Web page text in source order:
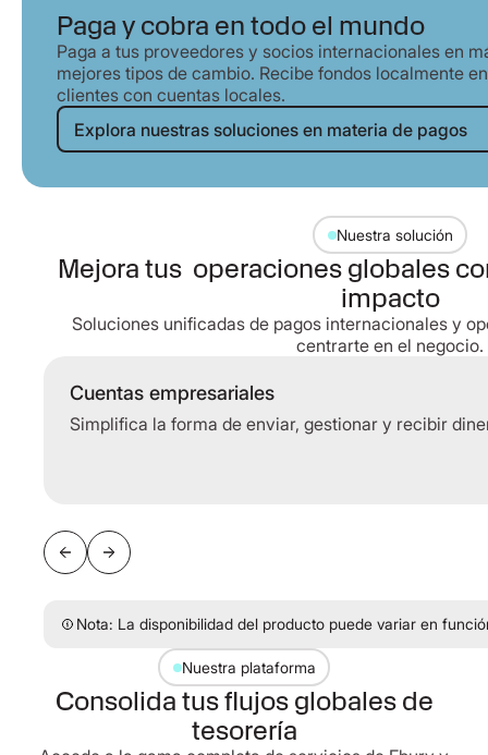
Paga y cobra en todo el mundo
Paga a tus proveedores y socios internacionales en
mejores tipos de cambio. Recibe fondos localmente
clientes con cuentas locales.
Explora nuestras soluciones
Explora nuestras soluciones en materia de pagos
Nuestra solución
Mejora tus operaciones globales
impacto
Soluciones unificadas de pagos internacionales y
centrarte en el negocio.
Cuentas empresariales
Simplifica la forma de enviar, gestionar y recibir
Nota: La disponibilidad del producto puede variar en
Nuestra plataforma
Consolida tus flujos globales de
tesorería